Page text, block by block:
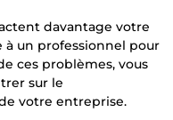
davantage votre
à un professionnel pour
ces problèmes, vous
sur le
votre entreprise.